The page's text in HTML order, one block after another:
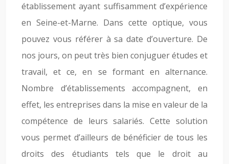
établissement ayant suffisamment d’expérience
en Seine-et-Marne. Dans cette optique, vous
pouvez vous référer à sa date d’ouverture. De
nos jours, on peut très bien conjuguer études et
travail, et ce, en se formant en alternance.
Nombre d’établissements accompagnent, en
effet, les entreprises dans la mise en valeur de la
compétence de leurs salariés. Cette solution
vous permet d’ailleurs de bénéficier de tous les
droits des étudiants tels que le droit au